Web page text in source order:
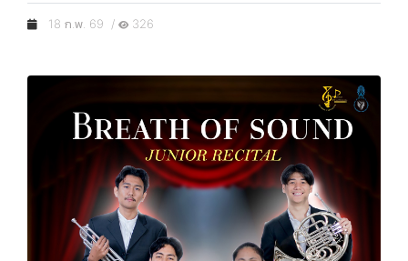
18 ก.พ. 69 / 326